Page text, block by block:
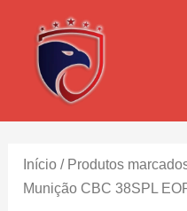
conteúdo
Início / Produtos
Munição CBC 38SPL